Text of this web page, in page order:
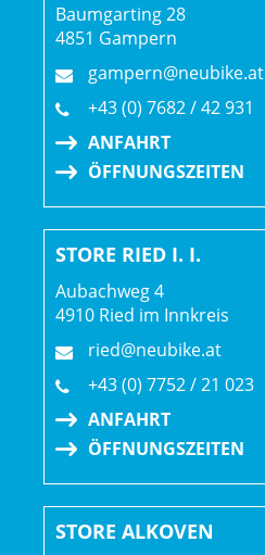
Baumgarting 28
4851 Gampern
gampern@neubike.at
+43 (0) 7682 / 42 931
ANFAHRT
ÖFFNUNGSZEITEN
STORE RIED I. I.
Aubachweg 4
4910 Ried im Innkreis
ried@neubike.at
+43 (0) 7752 / 21 023
ANFAHRT
ÖFFNUNGSZEITEN
STORE ALKOVEN